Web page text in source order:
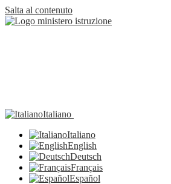
Salta al contenuto
Italiano
Italiano
English
Deutsch
Français
Español